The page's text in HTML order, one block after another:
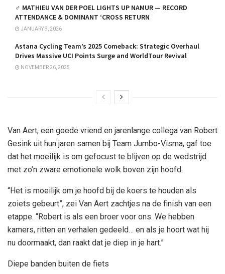
‍♂️ MATHIEU VAN DER POEL LIGHTS UP NAMUR — RECORD
ATTENDANCE & DOMINANT ‘CROSS RETURN
JANUARY 9, 2026
Astana Cycling Team’s 2025 Comeback: Strategic Overhaul
Drives Massive UCI Points Surge and WorldTour Revival
NOVEMBER 26, 2025
Van Aert, een goede vriend en jarenlange collega van Robert
Gesink uit hun jaren samen bij Team Jumbo-Visma, gaf toe
dat het moeilijk is om gefocust te blijven op de wedstrijd
met zo’n zware emotionele wolk boven zijn hoofd.
“Het is moeilijk om je hoofd bij de koers te houden als
zoiets gebeurt”, zei Van Aert zachtjes na de finish van een
etappe. “Robert is als een broer voor ons. We hebben
kamers, ritten en verhalen gedeeld… en als je hoort wat hij
nu doormaakt, dan raakt dat je diep in je hart.”
Diepe banden buiten de fiets